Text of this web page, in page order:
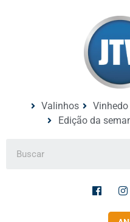
Valinhos Vinhedo
Edição da